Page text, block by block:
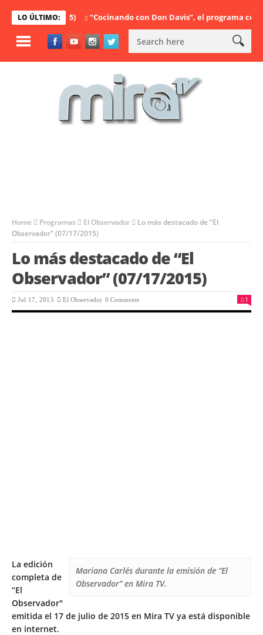
LO ÚLTIMO:
(07/17/2015) “Cocinando con Don Davis”, el programa
Home Programas El Observador
Lo más destacado de “El
Observador” (07/17/2015)
Lo más destacado de “El
Observador” (07/17/2015)
Jul 17, 2015 El Observador 0 Comments 1
Mariana Carlés durante la emisión de “El
Observador” en Mira TV.
La edición
completa de
“El
Observador″
emitida el 17 de julio de 2015 en Mira TV ya está disponible
en internet.